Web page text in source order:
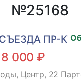
№25168
ПР-КТ.
000 ₽
Центр, 22